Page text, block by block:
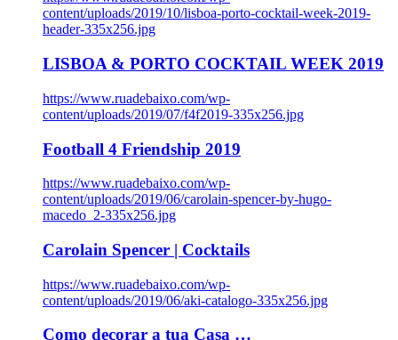
content/uploads/2019/10/lisboa-porto-cocktail-week-2019-
header-335x256.jpg
LISBOA & PORTO COCKTAIL WEEK 2019
https://www.ruadebaixo.com/wp-
content/uploads/2019/07/f4f2019-335x256.jpg
Football 4 Friendship 2019
https://www.ruadebaixo.com/wp-
content/uploads/2019/06/carolain-spencer-by-hugo-
macedo_2-335x256.jpg
Carolain Spencer | Cocktails
https://www.ruadebaixo.com/wp-
content/uploads/2019/06/aki-catalogo-335x256.jpg
Como decorar a tua Casa …